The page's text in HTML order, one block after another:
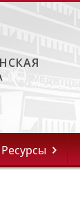
Ресурсы